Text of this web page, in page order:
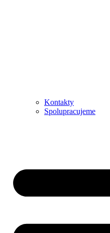
Kontakty
Spolupracujeme